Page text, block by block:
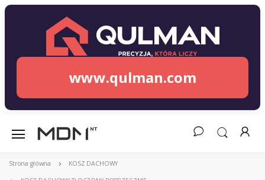
www.qulman.com
Strona główna KOSZ DACHOWY